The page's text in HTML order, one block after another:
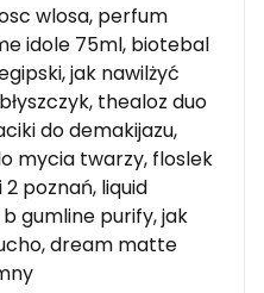
wlosa, perfum
idole 75ml, biotebal
jak nawilżyć
thealoz duo
do demakijazu,
mycia twarzy, floslek
poznań, liquid
gumline purify, jak
dream matte